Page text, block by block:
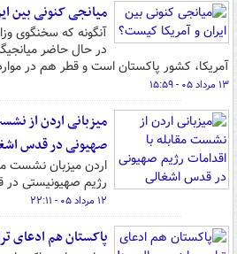
میانجی کنونی بین
آنگونه که سخنگوی
در حال حاضر
آمریکا، کشور پاکستان است و قطر هم در
۱۳ مرداد ۰۵ - ۱۵:۵۹
میزبانی اردن از
صهیونی در قدس
اردن میزبان نشست
رژیم صهیونیستی
۱۲ مرداد ۰۵ - ۲۲:۱۱
پاکستان هم ادعای